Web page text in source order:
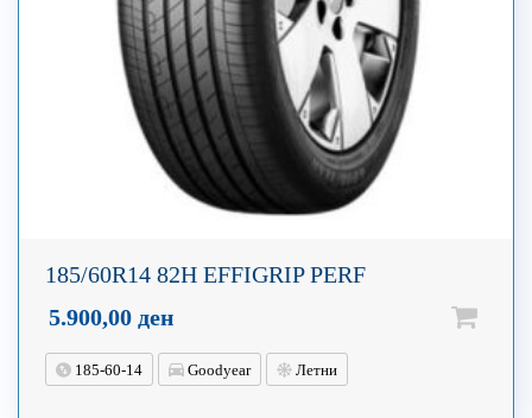
185/60R14 82H EFFIGRIP PERF
5.900,00 ден
185-60-14 Goodyear Летни